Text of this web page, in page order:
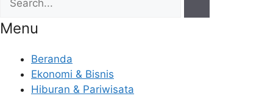
Menu
Beranda
Ekonomi & Bisnis
Hiburan & Pariwisata